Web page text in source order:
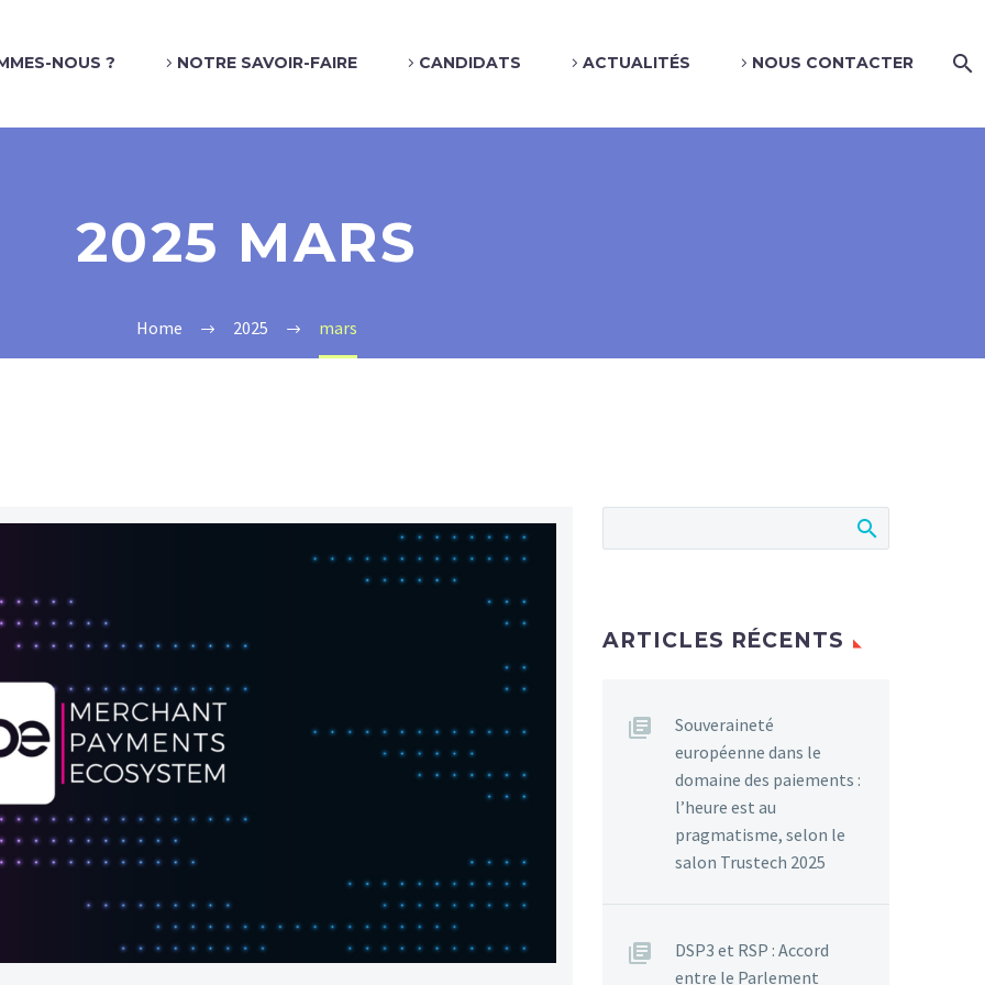
NOUS ? NOTRE SAVOIR-FAIRE CANDIDATS ACTUALITÉS NOUS CONTACTER
2025 MARS
Home 2025 mars
ARTICLES RÉCENTS
Souveraineté
européenne dans le
domaine des paiements :
l’heure est au
pragmatisme, selon le
salon Trustech 2025
DSP3 et RSP : Accord
entre le Parlement